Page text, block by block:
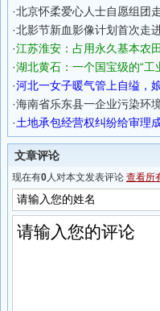
·北京怀柔爱心人士自愿组团
·北影节新血影像计划首次走
·江苏淮安：占用永久基本农
·湖北黄石：一个国宝级的“工
·河北一女子暖气管上自缢，
·海南省乐东县一企业污染环
·土地承包经营权纠纷给审理
文章评论
现在有0人对本文发表评论 查看所